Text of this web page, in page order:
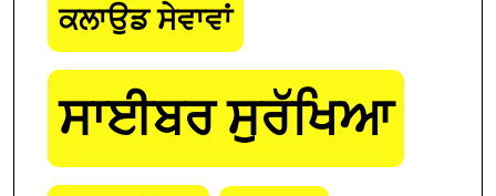
ਕਲਾਉਡ ਸੇਵਾਵਾਂ
ਸਾਈਬਰ ਸੁਰੱਖਿਆ